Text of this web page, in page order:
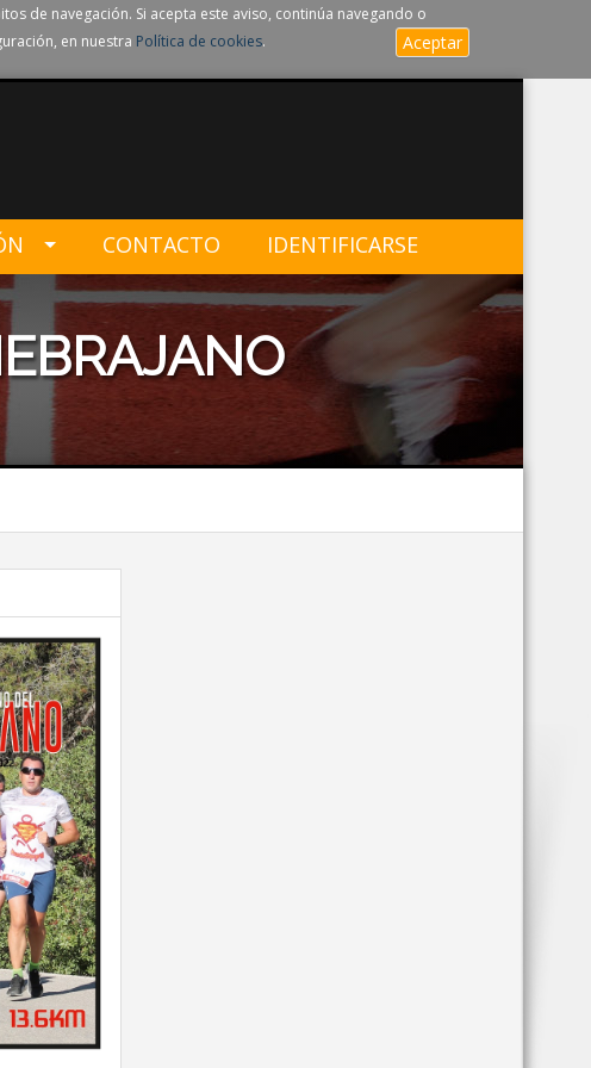
de navegación. Si acepta este aviso, continúa navegando o
en nuestra Política de cookies. Aceptar
CONTACTO IDENTIFICARSE